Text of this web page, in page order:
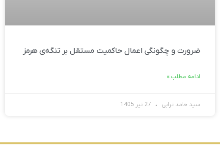
ضرورت و چگونگی اعمال حاکمیت مستقل بر تنگه‌ی هرمز
ادامه مطلب »
سید حامد ترابی